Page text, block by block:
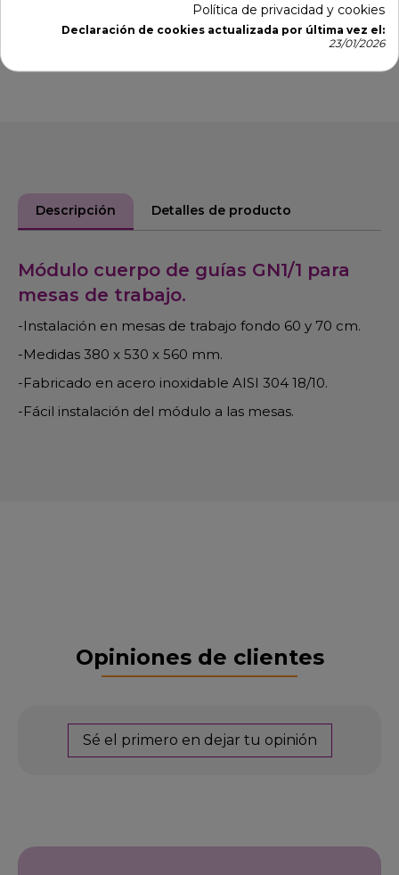
Pide tu presupuesto
Descripción Detalles de producto
Módulo cuerpo de guías GN1/1 para
mesas de trabajo.
-Instalación en mesas de trabajo fondo 60 y 70 cm.
-Medidas 380 x 530 x 560 mm.
-Fabricado en acero inoxidable AISI 304 18/10.
-Fácil instalación del módulo a las mesas.
Opiniones de clientes
Sé el primero en dejar tu opinión
Política de privacidad y cookies
Declaración de cookies actualizada por última vez el:
23/01/2026